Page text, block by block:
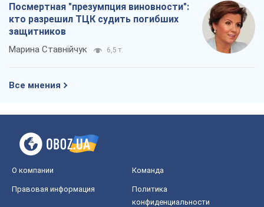
Посмертная "презумпция виновности":
кто разрешил ТЦК судить погибших
защитников
Марина Ставнійчук 6,5 т.
Все мнения
О компании Команда
Правовая информация
Политика
конфиденциальности